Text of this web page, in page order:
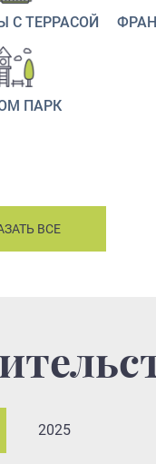
С ТЕРРАСОЙ
ПАРК
ВСЕ
2025